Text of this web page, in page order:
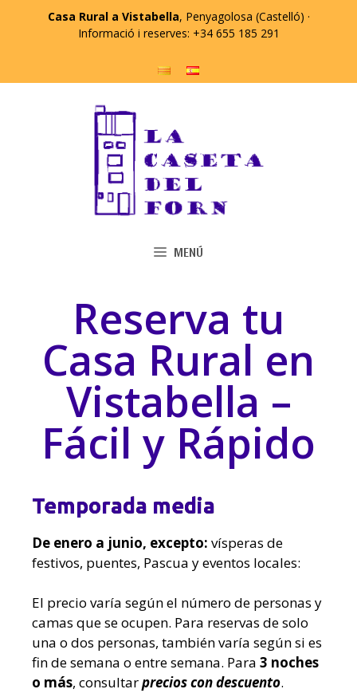
Casa Rural a Vistabella, Penyagolosa (Castelló) ·
Informació i reserves: +34 655 185 291
MENÚ
Reserva tu
Casa Rural en
Vistabella –
Fácil y Rápido
Temporada media
De enero a junio, excepto: vísperas de
festivos, puentes, Pascua y eventos locales:
El precio varía según el número de personas y
camas que se ocupen. Para reservas de solo
una o dos personas, también varía según si es
fin de semana o entre semana. Para 3 noches
o más, consultarprecios con descuento.